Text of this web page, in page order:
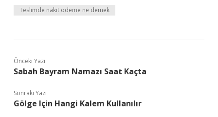
Teslimde nakit ödeme ne demek
Önceki Yazı
Sabah Bayram Namazı Saat Kaçta
Sonraki Yazı
Gölge Için Hangi Kalem Kullanılır